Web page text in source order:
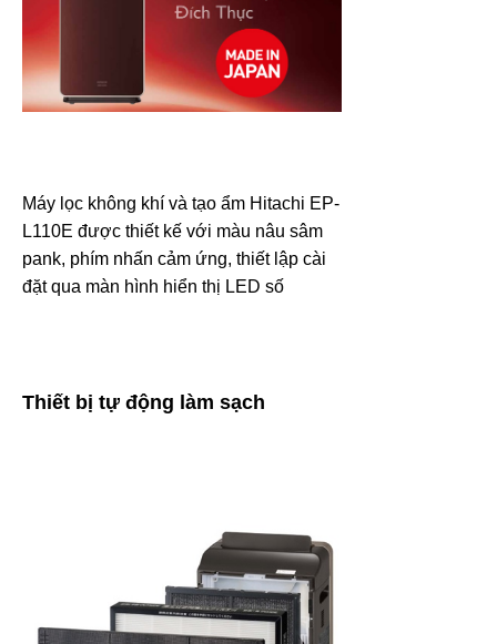
Máy lọc không khí và tạo ẩm Hitachi EP-
L110E được thiết kế với màu nâu sâm
pank, phím nhấn cảm ứng, thiết lập cài
đặt qua màn hình hiển thị LED số
Thiết bị tự động làm sạch